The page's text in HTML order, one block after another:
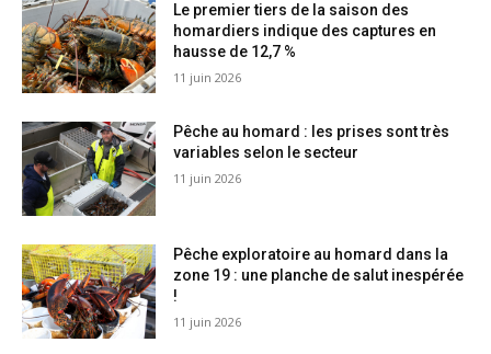
Le premier tiers de la saison des
homardiers indique des captures en
hausse de 12,7 %
11 juin 2026
Pêche au homard : les prises sont très
variables selon le secteur
11 juin 2026
Pêche exploratoire au homard dans la
zone 19 : une planche de salut inespérée
!
11 juin 2026